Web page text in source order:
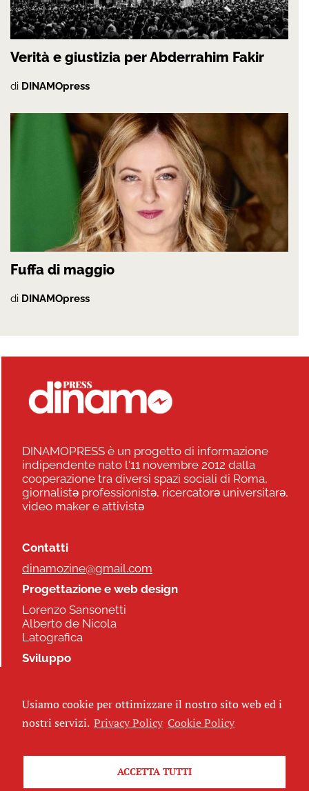
Verità e giustizia per Abderrahim Fakir
di DINAMOpress
Fuffa di maggio
di DINAMOpress
DINAMOPRESS è un progetto di informazione
indipendente nato l'11 novembre 2012 dalla
cooperazione tra diversi spazi sociali di Roma,
giornalistə professionistə, ricercatorə universitarə,
video maker e attivistə
Contatti
dinamozine@gmail.com
Progettazione e web design
Lorenzo Sansonetti
Alberto de Nicola
Latografica
Sviluppo
Seguici
Usiamo cookie per ottimizzare il nostro sito web ed i
nostri servizi. Privacy Policy Cookie Policy
ACCETTA TUTTI